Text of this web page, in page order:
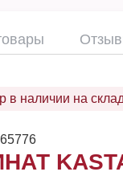
в наличии на